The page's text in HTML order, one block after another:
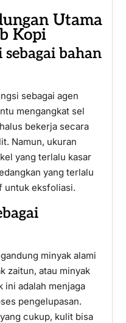
Utama
Kopi
bahan
sebagai agen
mengangkat sel
bekerja secara
Namun, ukuran
yang terlalu kasar
yang terlalu
untuk eksfoliasi.
minyak alami
zaitun, atau minyak
ini adalah menjaga
pengelupasan.
cukup, kulit bisa